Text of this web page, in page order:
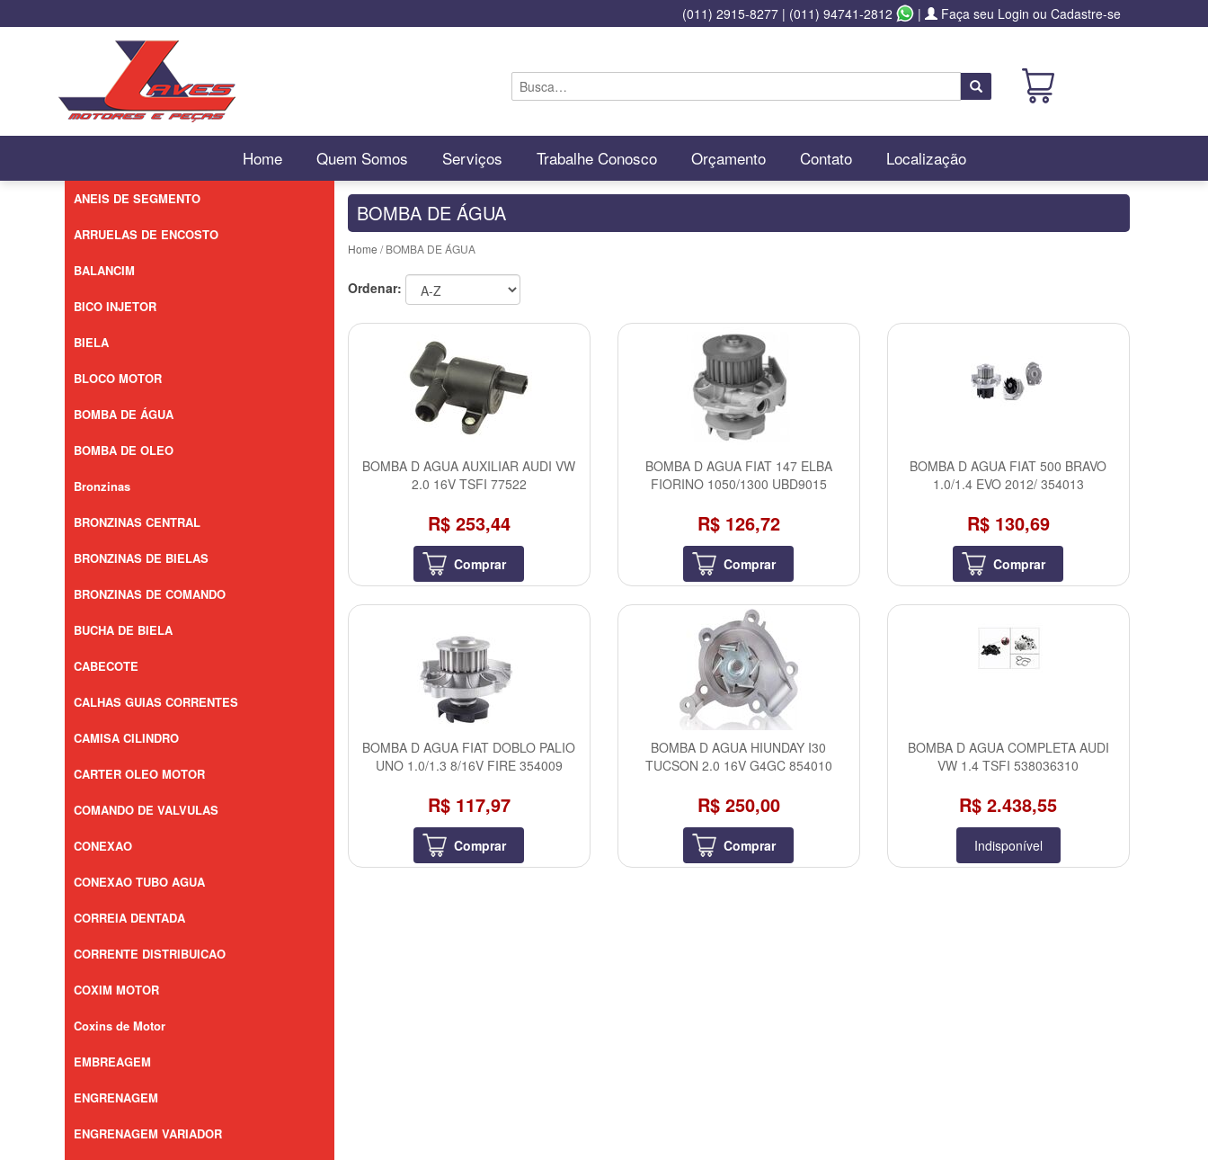
(011) 2915-8277 | (011) 94741-2812 | Faça seu Login ou Cadastre-se
Buscar
Home Quem Somos Serviços Trabalhe Conosco Orçamento Contato Localização
ANEIS DE SEGMENTO
ARRUELAS DE ENCOSTO
BALANCIM
BICO INJETOR
BIELA
BLOCO MOTOR
BOMBA DE ÁGUA
BOMBA DE OLEO
Bronzinas
BRONZINAS CENTRAL
BRONZINAS DE BIELAS
BRONZINAS DE COMANDO
BUCHA DE BIELA
CABECOTE
CALHAS GUIAS CORRENTES
CAMISA CILINDRO
CARTER OLEO MOTOR
COMANDO DE VALVULAS
CONEXAO
CONEXAO TUBO AGUA
CORREIA DENTADA
CORRENTE DISTRIBUICAO
COXIM MOTOR
Coxins de Motor
EMBREAGEM
ENGRENAGEM
ENGRENAGEM VARIADOR
BOMBA DE ÁGUA
Home / BOMBA DE ÁGUA
Ordenar:
BOMBA D AGUA AUXILIAR AUDI VW
2.0 16V TSFI 77522
R$ 253,44
Comprar
BOMBA D AGUA FIAT 147 ELBA
FIORINO 1050/1300 UBD9015
R$ 126,72
Comprar
BOMBA D AGUA FIAT 500 BRAVO
1.0/1.4 EVO 2012/ 354013
R$ 130,69
Comprar
BOMBA D AGUA FIAT DOBLO PALIO
UNO 1.0/1.3 8/16V FIRE 354009
R$ 117,97
Comprar
BOMBA D AGUA HIUNDAY I30
TUCSON 2.0 16V G4GC 854010
R$ 250,00
Comprar
BOMBA D AGUA COMPLETA AUDI
VW 1.4 TSFI 538036310
R$ 2.438,55
Indisponível